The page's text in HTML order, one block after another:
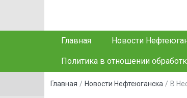
Главная Новости
Политика в отношении
Главная / Новости Нефтеюганска / В